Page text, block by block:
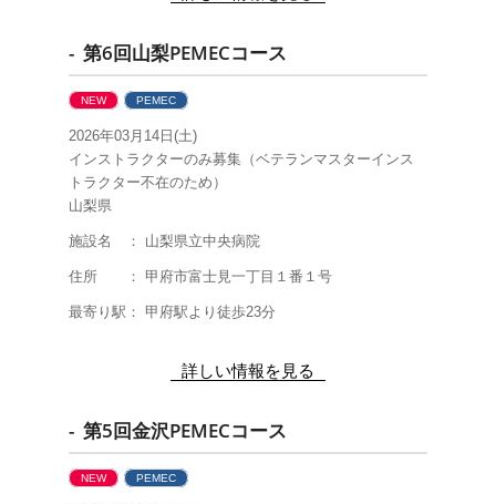
- 第6回山梨PEMECコース
NEW PEMEC
2026年03月14日(土)
インストラクターのみ募集（ベテランマスターインス
トラクター不在のため）
山梨県
施設名 ： 山梨県立中央病院
住所 ： 甲府市富士見一丁目１番１号
最寄り駅： 甲府駅より徒歩23分
詳しい情報を見る
- 第5回金沢PEMECコース
NEW PEMEC